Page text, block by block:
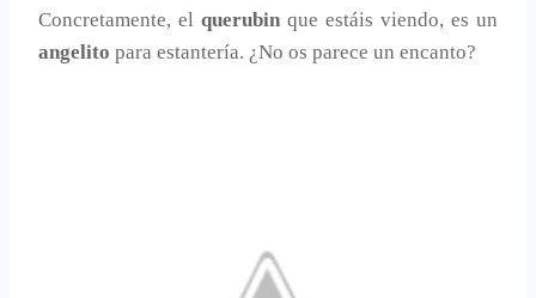
Concretamente, el querubin que estáis viendo, es un
angelito para estantería. ¿No os parece un encanto?